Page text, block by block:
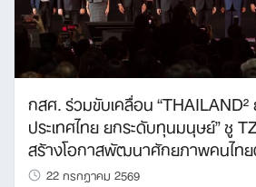
กสศ. ร่วมขับเคลื่อน
ประเทศไทย ยกระดับทุนมนุษย์” ชู
สร้างโอกาสพัฒนาศักยภาพคนไท
22 กรกฎาคม 2569